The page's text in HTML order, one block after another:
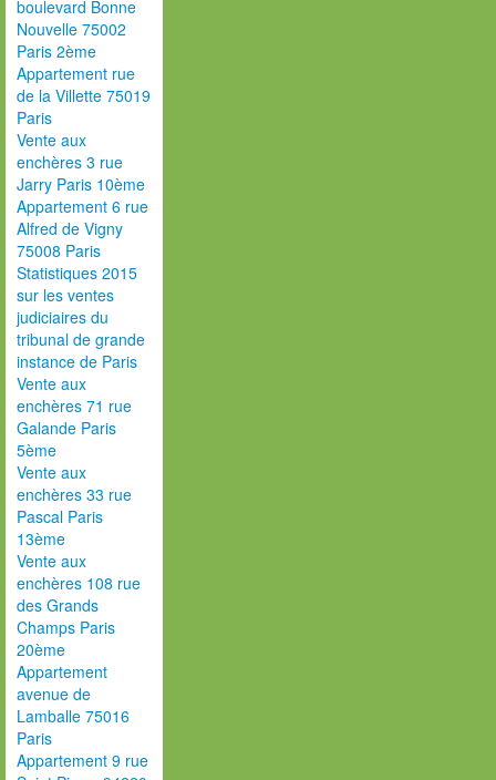
boulevard Bonne
Nouvelle 75002
Paris 2ème
Appartement rue
de la Villette 75019
Paris
Vente aux
enchères 3 rue
Jarry Paris 10ème
Appartement 6 rue
Alfred de Vigny
75008 Paris
Statistiques 2015
sur les ventes
judiciaires du
tribunal de grande
instance de Paris
Vente aux
enchères 71 rue
Galande Paris
5ème
Vente aux
enchères 33 rue
Pascal Paris
13ème
Vente aux
enchères 108 rue
des Grands
Champs Paris
20ème
Appartement
avenue de
Lamballe 75016
Paris
Appartement 9 rue